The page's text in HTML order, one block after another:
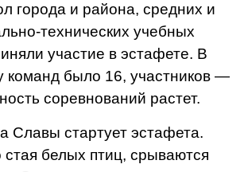
города и района, средних и
технических учебных
участие в эстафете. В
команд было 16, участников —
соревнований растет.
Славы стартует эстафета.
стая белых птиц, срываются